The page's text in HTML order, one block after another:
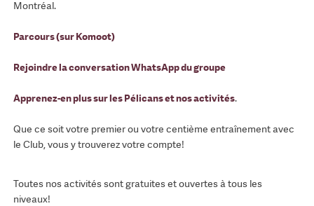
Montréal.
Parcours (sur Komoot)
Rejoindre la conversation WhatsApp du groupe
Apprenez-en plus sur les Pélicans et nos activités.
Que ce soit votre premier ou votre centième entraînement avec
le Club, vous y trouverez votre compte!
Toutes nos activités sont gratuites et ouvertes à tous les
niveaux!